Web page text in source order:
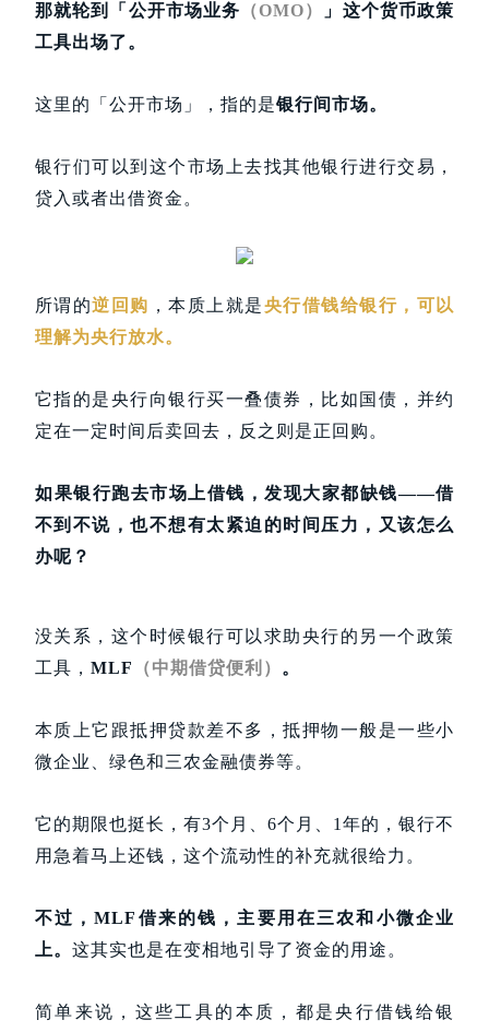
那就轮到「公开市场业务 （OMO）
」这个货币政策
工具出场了。
这里的「公开市场」，指的是银行间市场。
银行们可以到这个市场上去找其他银行进行交易，
贷入或者出借资金。
所谓的逆回购 ，本质上就是央行借钱给银行，可以
理解为央行放水。
它指的是央行向银行买一叠债券，比如国债，并约
定在一定时间后卖回去，反之则是正回购。
如果银行跑去市场上借钱，发现大家都缺钱——借
不到不说，也不想有太紧迫的时间压力，又该怎么
办呢？
没关系，这个时候银行可以求助央行的另一个政策
工具， MLF （中期借贷便利） 。
本质上它跟抵押贷款差不多，抵押物一般是一些小
微企业、绿色和三农金融债券等。
它的期限也挺长，有3个月、6个月、1年的，银行不
用急着马上还钱，这个流动性的补充就很给力。
不过，MLF借来的钱，主要用在三农和小微企业
上。 这其实也是在变相地引导了资金的用途。
简单来说，这些工具的本质，都是央行借钱给银